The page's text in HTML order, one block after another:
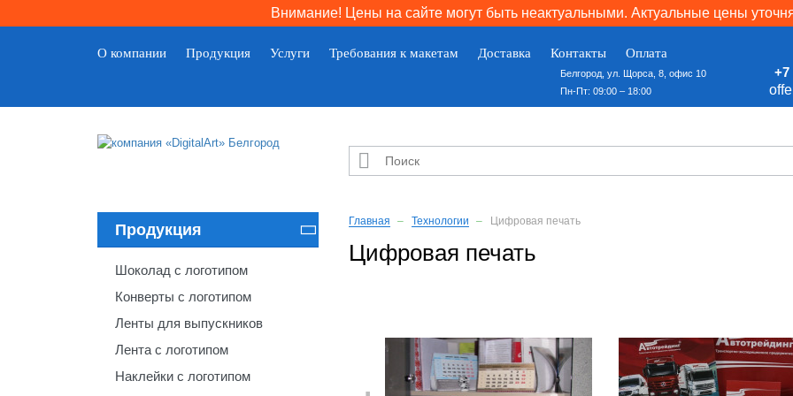
Внимание! Цены на сайте могут быть неактуальными. Актуальные цены
О компании Продукция Услуги Требования к макетам Доставка Контакты Оплата
Белгород, ул. Щорса, 8, офис 10
Пн-Пт: 09:00 – 18:00
+7

Продукция 
Шоколад с логотипом
Конверты с логотипом
Ленты для выпускников
Лента с логотипом
Наклейки с логотипом
Главная Технологии Цифровая печать
Цифровая печать